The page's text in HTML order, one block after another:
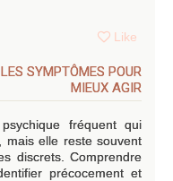
Like
SYMPTÔMES POUR
MIEUX AGIR
fréquent qui
mais elle reste souvent
discrets. Comprendre
précocement et